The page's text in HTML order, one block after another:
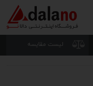
لیست مقایسه